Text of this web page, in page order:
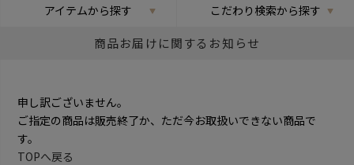
アイテムから探す こだわり検索から探す
商品お届けに関するお知らせ
申し訳ございません。
ご指定の商品は販売終了か、ただ今お取扱いできない商品で
す。
TOPへ戻る